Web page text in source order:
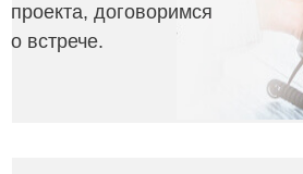
проекта, договоримся
о встрече.